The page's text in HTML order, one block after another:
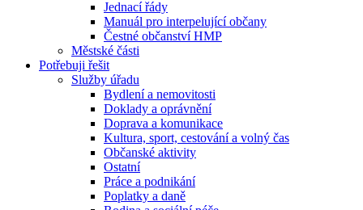
Jednací řády
Manuál pro interpelující občany
Čestné občanství HMP
Městské části
Potřebuji řešit
Služby úřadu
Bydlení a nemovitosti
Doklady a oprávnění
Doprava a komunikace
Kultura, sport, cestování a volný čas
Občanské aktivity
Ostatní
Práce a podnikání
Poplatky a daně